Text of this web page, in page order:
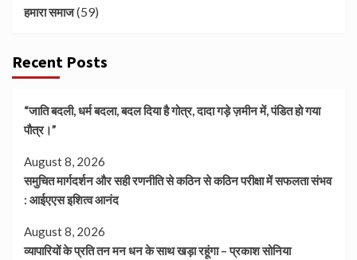
हमारा समाज(59)
Recent Posts
“जाति बदली, धर्म बदला, बदल दिया है गोत्र, दादा गड़े ज़मीन में, पंडित हो गया
पौत्र।”
August 8, 2026
समुचित मार्गदर्शन और सही रणनीति से कठिन से कठिन परीक्षा में सफलता संभव
: आईएएस इशित्व आनंद
August 8, 2026
व्यापारियों के प्रति तन मन धन के साथ खड़ा रहूंगा – प्रकाश सोनिया